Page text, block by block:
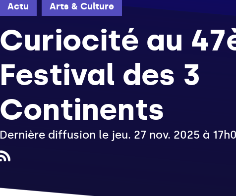
Actu Arts & Culture
Curiocité au
Festival des 3
Continents
Dernière diffusion le jeu. 27 nov. 2025 à